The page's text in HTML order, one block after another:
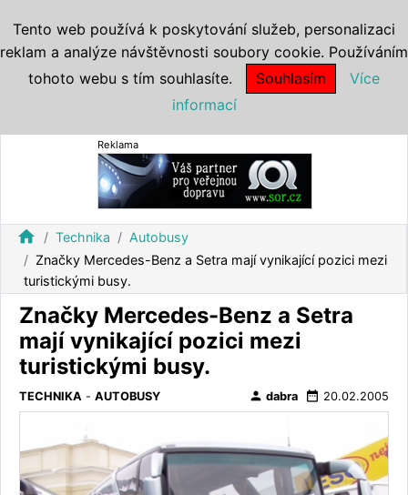
Reklama
home Technika
Autobusy
Značky Mercedes-Benz a Setra mají vynikající pozici mezi
turistickými busy.
Značky Mercedes-Benz a Setra
mají vynikající pozici mezi
turistickými busy.
TECHNIKA - AUTOBUSY person dabra date_range 20.02.2005
Tento web používá k poskytování služeb, personalizaci
reklam a analýze návštěvnosti soubory cookie. Používáním
tohoto webu s tím souhlasíte.
Souhlasím
Více
informací